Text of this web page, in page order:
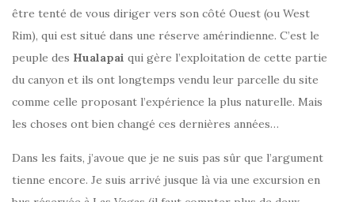
être tenté de vous diriger vers son côté Ouest (ou West
Rim), qui est situé dans une réserve amérindienne. C’est le
peuple des Hualapai qui gère l’exploitation de cette partie
du canyon et ils ont longtemps vendu leur parcelle du site
comme celle proposant l’expérience la plus naturelle. Mais
les choses ont bien changé ces dernières années…
Dans les faits, j’avoue que je ne suis pas sûr que l’argument
tienne encore. Je suis arrivé jusque là via une excursion en